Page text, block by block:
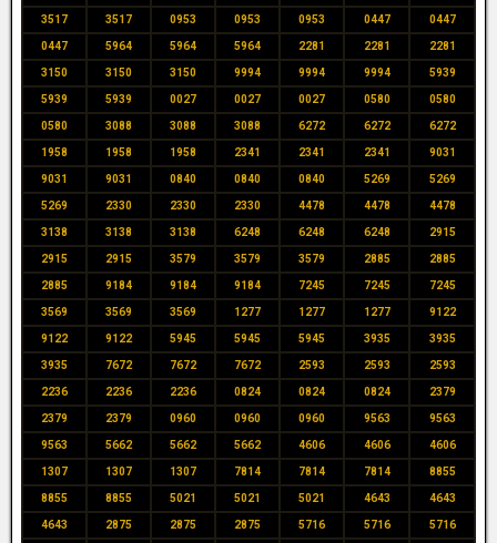
3517 3517 0953 0953 0953 0447 0447
0447 5964 5964 5964 2281 2281 2281
3150 3150 3150 9994 9994 9994 5939
5939 5939 0027 0027 0027 0580 0580
0580 3088 3088 3088 6272 6272 6272
1958 1958 1958 2341 2341 2341 9031
9031 9031 0840 0840 0840 5269 5269
5269 2330 2330 2330 4478 4478 4478
3138 3138 3138 6248 6248 6248 2915
2915 2915 3579 3579 3579 2885 2885
2885 9184 9184 9184 7245 7245 7245
3569 3569 3569 1277 1277 1277 9122
9122 9122 5945 5945 5945 3935 3935
3935 7672 7672 7672 2593 2593 2593
2236 2236 2236 0824 0824 0824 2379
2379 2379 0960 0960 0960 9563 9563
9563 5662 5662 5662 4606 4606 4606
1307 1307 1307 7814 7814 7814 8855
8855 8855 5021 5021 5021 4643 4643
4643 2875 2875 2875 5716 5716 5716